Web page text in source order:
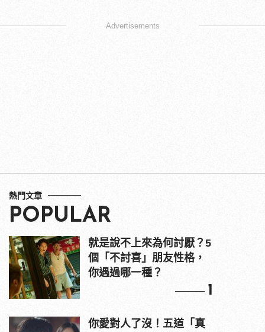
Advertisements
熱門文章
POPULAR
就是說不上來為何討厭？5
個「不討喜」朋友性格，
你遇過哪一種？
1
你愛對人了沒！五道「真